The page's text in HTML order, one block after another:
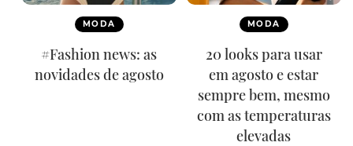
MODA
#Fashion news: as
novidades de agosto
MODA
20 looks para usar
em agosto e estar
sempre bem, mesmo
com as temperaturas
elevadas